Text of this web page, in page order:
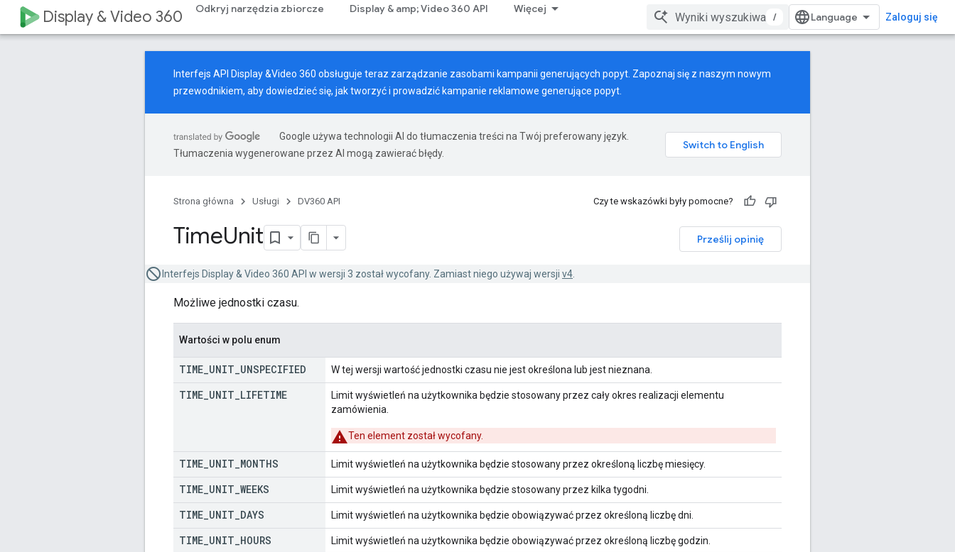
Display & Video 360 Odkryj narzędzia zbiorcze Display & amp; Video 360 API Więcej
/ Zaloguj się
Interfejs API Display &Video 360 obsługuje teraz zarządzanie zasobami kampanii generujących popyt. Zapoznaj się z naszym nowym
przewodnikiem, aby dowiedzieć się, jak tworzyć i prowadzić kampanie reklamowe generujące popyt.
Google używa technologii AI do tłumaczenia treści na Twój preferowany język.
Tłumaczenia wygenerowane przez AI mogą zawierać błędy.
Strona główna Usługi DV360 API Czy te wskazówki były pomocne?
Prześlij opinię
TimeUnit
Interfejs Display & Video 360 API w wersji 3 został wycofany. Zamiast niego używaj wersji v4
Możliwe jednostki czasu.
Wartości w polu enum
TIME UNIT UNSPECIFIED W tej wersji wartość jednostki czasu nie jest określona lub jest nieznana.
TIME UNIT LIFETIME
Limit wyświetleń na użytkownika będzie stosowany przez cały okres realizacji elementu
zamówienia.
Ten element został wycofany.
TIME UNIT MONTHS Limit wyświetleń na użytkownika będzie stosowany przez określoną liczbę miesięcy.
TIME UNIT WEEKS Limit wyświetleń na użytkownika będzie stosowany przez kilka tygodni.
TIME UNIT DAYS Limit wyświetleń na użytkownika będzie obowiązywać przez określoną liczbę dni.
TIME UNIT HOURS Limit wyświetleń na użytkownika będzie obowiązywać przez określoną liczbę godzin.